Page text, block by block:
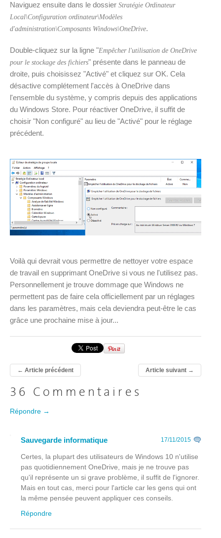
Naviguez ensuite dans le dossier Stratégie Ordinateur
Local\Configuration ordinateur\Modèles
d'administration\Composants Windows\OneDrive.
Double-cliquez sur la ligne "Empêcher l'utilisation de OneDrive
pour le stockage des fichiers" présente dans le panneau de
droite, puis choisissez "Activé" et cliquez sur OK. Cela
désactive complétement l'accès à OneDrive dans
l'ensemble du système, y compris depuis des applications
du Windows Store. Pour réactiver OneDrive, il suffit de
choisir "Non configuré" au lieu de "Activé" pour le réglage
précédent.
Voilà qui devrait vous permettre de nettoyer votre espace
de travail en supprimant OneDrive si vous ne l'utilisez pas.
Personnellement je trouve dommage que Windows ne
permettent pas de faire cela officiellement par un réglages
dans les paramètres, mais cela deviendra peut-être le cas
grâce une prochaine mise à jour...
← Article précédent Article suivant→
36 Commentaires
Répondre →
Sauvegarde informatique 17/11/2015
Certes, la plupart des utilisateurs de Windows 10 n'utilise
pas quotidiennement OneDrive, mais je ne trouve pas
qu'il représente un si grave problème, il suffit de l'ignorer.
Mais en tout cas, merci pour l'article car les gens qui ont
la même pensée peuvent appliquer ces conseils.
Répondre